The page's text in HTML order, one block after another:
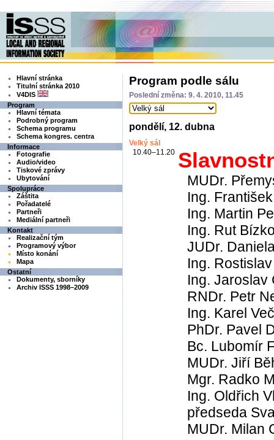
Hlavní stránka
Titulní stránka 2010
V4DIS
Program
Hlavní témata
Podrobný program
Schema programu
Schema kongres. centra
Informace
Fotografie
Audio/video
Tiskové zprávy
Ubytování
Spolupráce
Záštita
Pořadatelé
Partneři
Mediální partneři
Kontakt
Realizační tým
Programový výbor
Místo konání
Mapa
Ostatní
Dokumenty, sborníky
Archiv ISSS 1998–2009
Program podle sálu
Poslední změna: 9. 4. 2010, 11.45
pondělí, 12. dubna
Velký sál
10.40–11.20
MUDr.
Ing.
Ing. Martin
Ing. Rut
JUDr.
Ing.
Ing. Jaroslav
RNDr. Petr
Ing. Karel
PhDr. Pavel
Bc. Lubomír
MUDr. Jiří
Mgr. Radko
Ing. Oldřich
předseda
MUDr. Milan